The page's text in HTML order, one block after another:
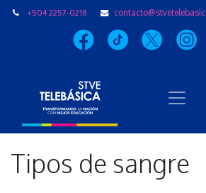
+504 2257-0218
Tipos de sangre